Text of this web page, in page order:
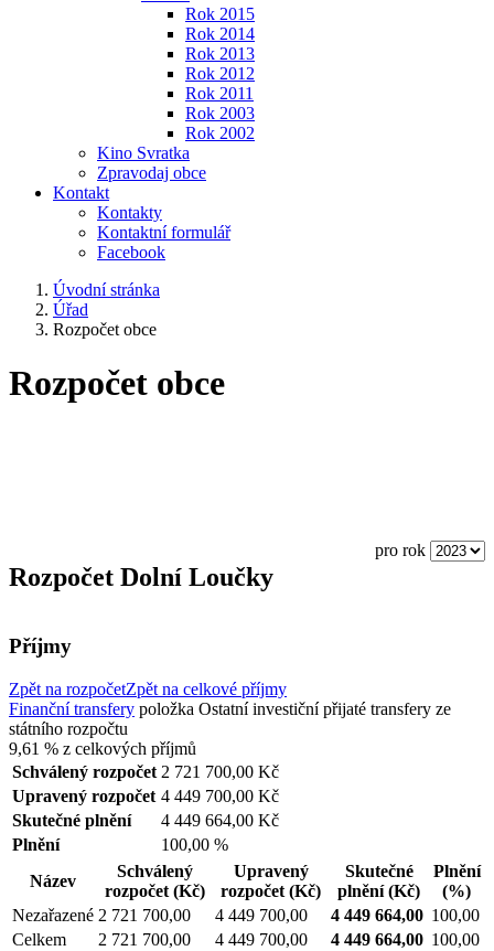
Rok 2015
Rok 2014
Rok 2013
Rok 2012
Rok 2011
Rok 2003
Rok 2002
Kino Svratka
Zpravodaj obce
Kontakt
Kontakty
Kontaktní formulář
Facebook
Úvodní stránka
Úřad
Rozpočet obce
Rozpočet obce
pro rok
Rozpočet Dolní Loučky
Příjmy
Zpět na rozpočetZpět na celkové příjmy
Finanční transfery položka Ostatní investiční přijaté transfery ze
státního rozpočtu
9,61 % z celkových příjmů
Schválený rozpočet 2 721 700,00 Kč
Upravený rozpočet 4 449 700,00 Kč
Skutečné plnění
4 449 664,00 Kč
Plnění
100,00 %
Název
Schválený
rozpočet (Kč)
Upravený
rozpočet (Kč)
Skutečné
plnění(Kč)
Plnění
(%)
Nezařazené 2 721 700,00 4 449 700,00 4 449 664,00 100,00
Celkem
2 721 700,00 4 449 700,00 4 449 664,00 100,00